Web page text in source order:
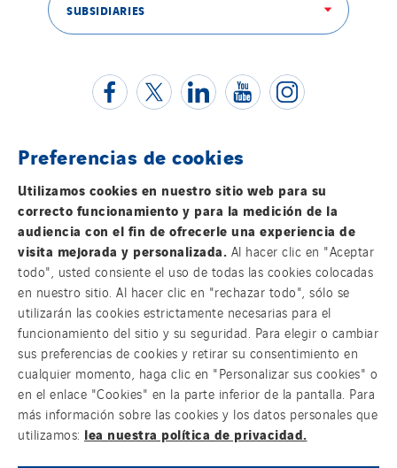
SUBSIDIARIES
Contacta con nosotros
Información legal
Política de privacidad
Accesibilidad
Sistema Interno de Información
Cookies
Sitemap
Preferencias de cookies
Utilizamos cookies en nuestro sitio web para su
correcto funcionamiento y para la medición de la
audiencia con el fin de ofrecerle una experiencia de
visita mejorada y personalizada. Al hacer clic en "Aceptar
todo", usted consiente el uso de todas las cookies colocadas
en nuestro sitio. Al hacer clic en "rechazar todo", sólo se
utilizarán las cookies estrictamente necesarias para el
funcionamiento del sitio y su seguridad. Para elegir o cambiar
sus preferencias de cookies y retirar su consentimiento en
cualquier momento, haga clic en "Personalizar sus cookies" o
en el enlace "Cookies" en la parte inferior de la pantalla. Para
más información sobre las cookies y los datos personales que
utilizamos: lea nuestra política de privacidad.